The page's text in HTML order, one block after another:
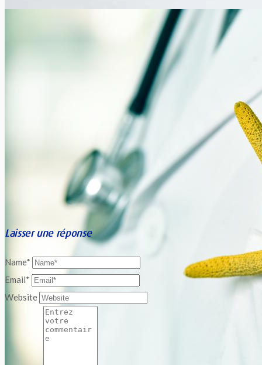
Les coûts d’une assistance médicale
Vous êtes-vous jamais posé la question à combien peuvent
s’élever les coûts d’une assistance médicale? Europ Assistance
Laisser une réponse
Name*
Email*
Website